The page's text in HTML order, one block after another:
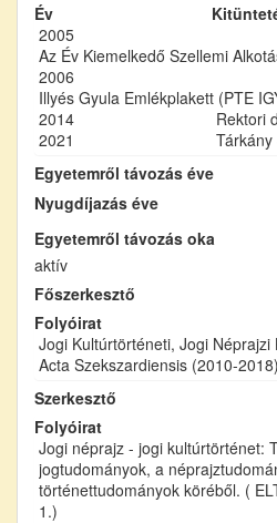
Év
2005
Az Év Kiemelkedő Szellemi
2006
Illyés Gyula Emlékplakett (PTE
2014
Rektori
2021
Egyetemről távozás éve
Nyugdíjazás éve
Egyetemről távozás oka
aktív
Főszerkesztő
Folyóirat
Jogi Kultúrtörténeti, Jogi Néprajzi
Acta Szekszardiensis (2010-2018)
Szerkesztő
Folyóirat
Jogi néprajz - jogi kultúrtörténet:
jogtudományok, a
történettudományok köréből. (
1.)